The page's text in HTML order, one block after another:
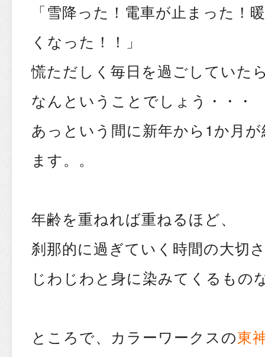
「雪降った！電車が止まった！
くなった！！」
慌ただしく毎日を過ごしていた
なんということでしょう・・・
あっという間に新年から1か月
ます。。
年齢を重ねれば重ねるほど、
刹那的に過ぎていく時間の大切
じわじわと身に染みてくるもの
ところで、カラーワークスの東